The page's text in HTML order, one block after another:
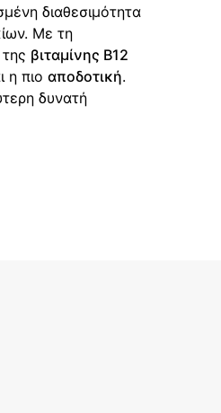
διαθεσιμότητα
Με τη
βιταμίνης Β12
η πιο αποδοτική.
δυνατή